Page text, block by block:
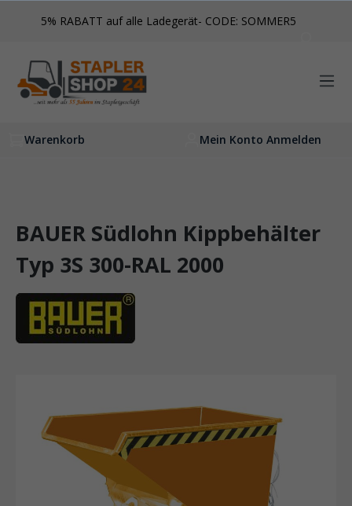
springen
5% RABATT auf alle Ladegerät- CODE: SOMMER5
Mein Konto Anmelden
Warenkorb
BAUER Südlohn Kippbehälter
Typ 3S 300-RAL 2000